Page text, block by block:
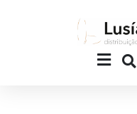
Main
Menu